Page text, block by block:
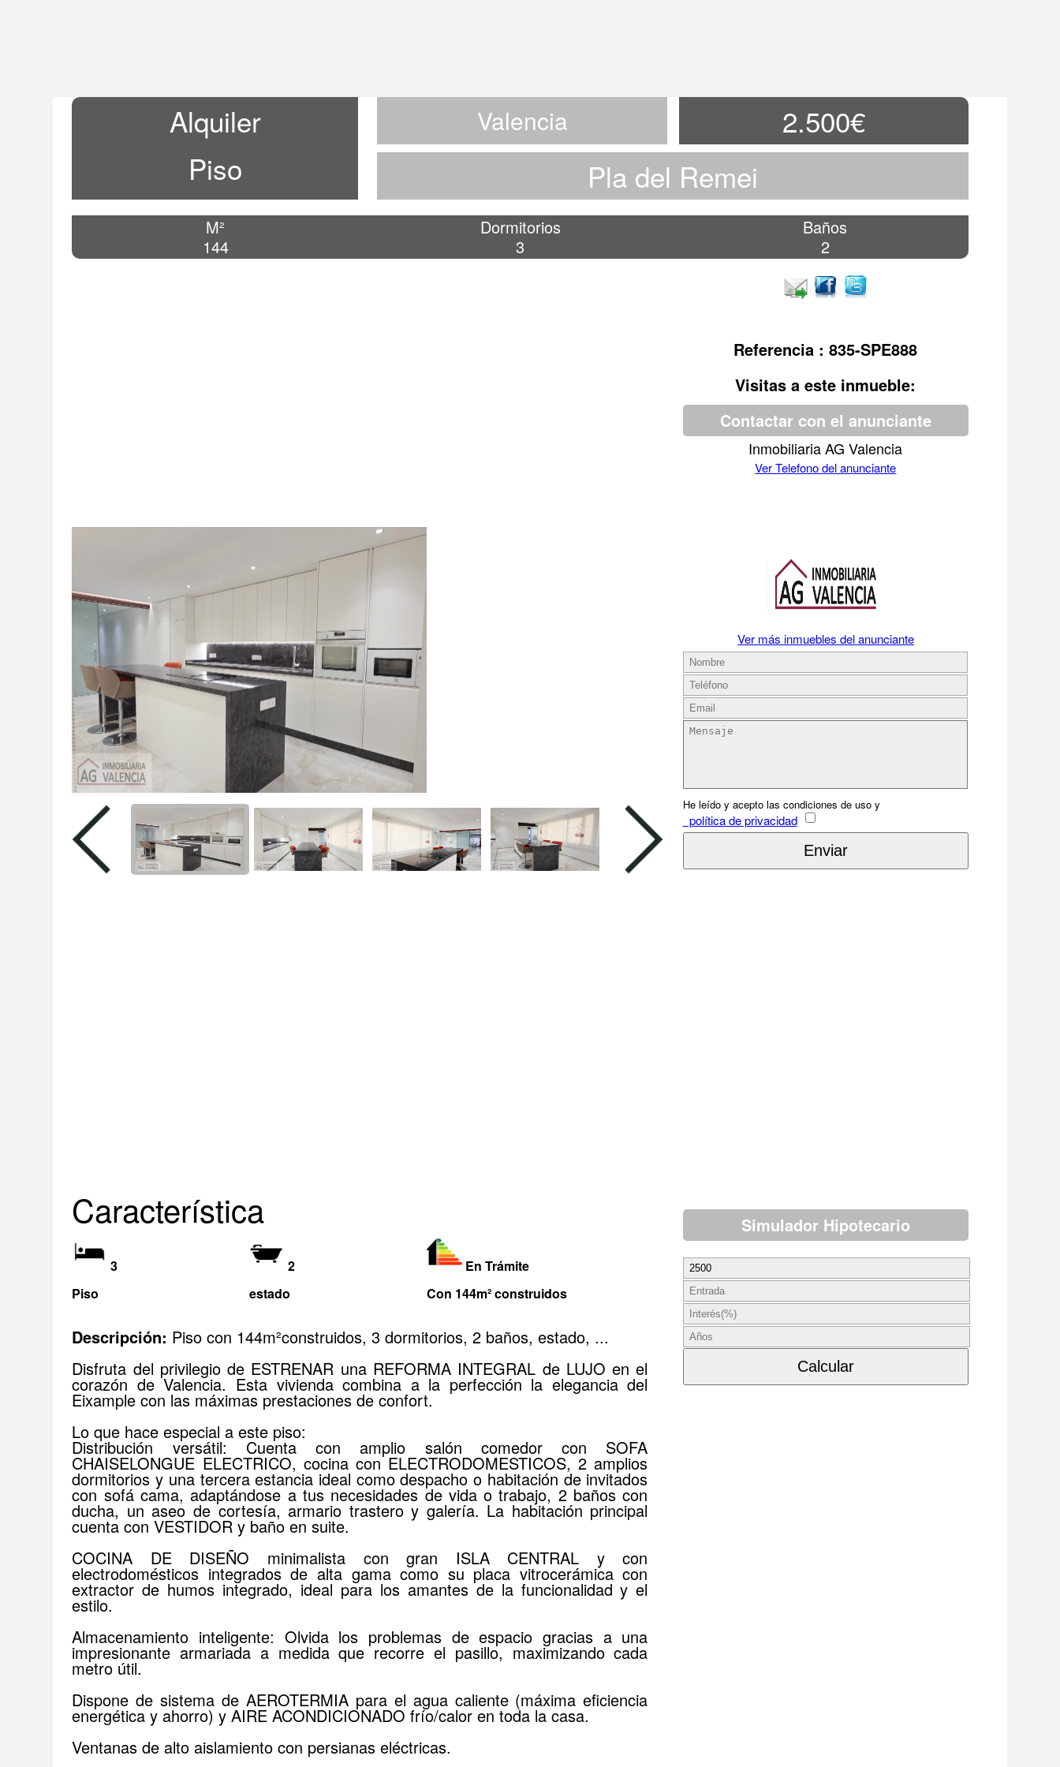
Alquiler
Piso
Valencia
2.500€
Pla del Remei
M²
144
Dormitorios
3
Baños
2
Referencia : 835-SPE888
Visitas a este inmueble:
Contactar con el anunciante
Inmobiliaria AG Valencia
Ver Telefono del anunciante
Ver más inmuebles del anunciante
He leído y acepto las condiciones de uso y
política de privacidad
Característica
3 2
En Trámite
Piso
estado Con 144m² construidos
Descripción: Piso con 144m²construidos, 3 dormitorios, 2 baños, estado, ...
Disfruta del privilegio de ESTRENAR una REFORMA INTEGRAL de LUJO en el
corazón de Valencia. Esta vivienda combina a la perfección la elegancia del
Eixample con las máximas prestaciones de confort.
Lo que hace especial a este piso:
Distribución versátil: Cuenta con amplio salón comedor con SOFA
CHAISELONGUE ELECTRICO, cocina con ELECTRODOMESTICOS, 2 amplios
dormitorios y una tercera estancia ideal como despacho o habitación de invitados
con sofá cama, adaptándose a tus necesidades de vida o trabajo, 2 baños con
ducha, un aseo de cortesía, armario trastero y galería. La habitación principal
cuenta con VESTIDOR y baño en suite.
COCINA DE DISEÑO minimalista con gran ISLA CENTRAL y con
electrodomésticos integrados de alta gama como su placa vitrocerámica con
extractor de humos integrado, ideal para los amantes de la funcionalidad y el
estilo.
Almacenamiento inteligente: Olvida los problemas de espacio gracias a una
impresionante armariada a medida que recorre el pasillo, maximizando cada
metro útil.
Dispone de sistema de AEROTERMIA para el agua caliente (máxima eficiencia
energética y ahorro) y AIRE ACONDICIONADO frío/calor en toda la casa.
Ventanas de alto aislamiento con persianas eléctricas.
Simulador Hipotecario